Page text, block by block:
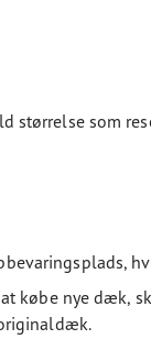
størrelse som
købe nye dæk,